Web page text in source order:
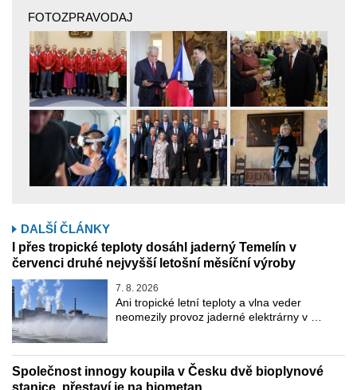
FOTOZPRAVODAJ
DALŠÍ ČLÁNKY
I přes tropické teploty dosáhl jaderný Temelín v
červenci druhé nejvyšší letošní měsíční výroby
7. 8. 2026
Ani tropické letní teploty a vlna veder
neomezily provoz jaderné elektrárny v …
Společnost innogy koupila v Česku dvě bioplynové
stanice, přestaví je na biometan